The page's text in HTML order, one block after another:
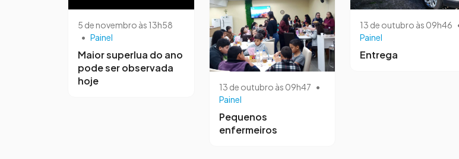
5 de novembro às 13h58
• Painel
Maior superlua do ano
pode ser observada
hoje
13 de outubro às 09h47 •
Painel
Pequenos
enfermeiros
13 de outubro às 09h46
Painel
Entrega